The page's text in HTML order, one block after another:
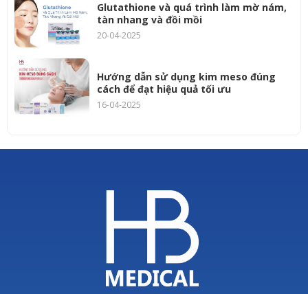
Glutathione và quá trình làm mờ nám,
tàn nhang và đồi mồi
20-04-2025
Hướng dẫn sử dụng kim meso đúng
cách để đạt hiệu quả tối ưu
16-04-2025